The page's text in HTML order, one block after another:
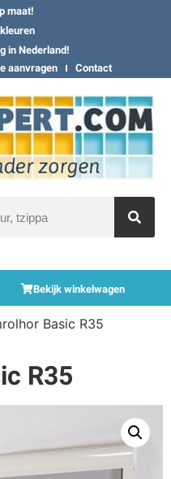
maat!
in Nederland!
aanvragen Contact
Bekijk winkelwagen
Basic R35
R35